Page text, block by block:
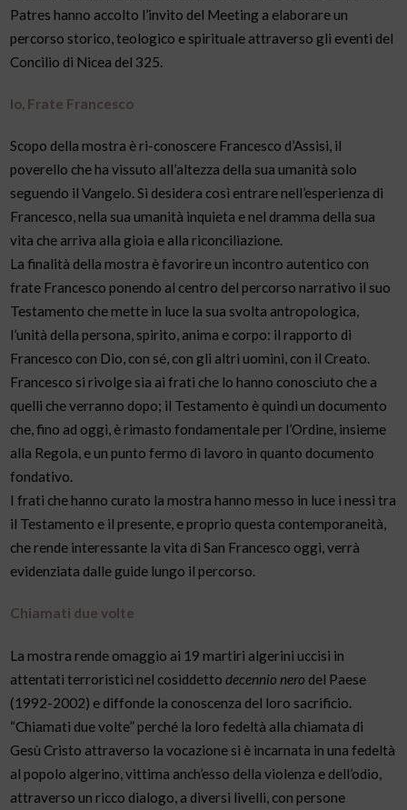
Patres hanno accolto l’invito del Meeting a elaborare un
percorso storico, teologico e spirituale attraverso gli eventi del
Concilio di Nicea del 325.
Io, Frate Francesco
Scopo della mostra è ri-conoscere Francesco d’Assisi, il
poverello che ha vissuto all’altezza della sua umanità solo
seguendo il Vangelo. Si desidera così entrare nell’esperienza di
Francesco, nella sua umanità inquieta e nel dramma della sua
vita che arriva alla gioia e alla riconciliazione.
La finalità della mostra è favorire un incontro autentico con
frate Francesco ponendo al centro del percorso narrativo il suo
Testamento che mette in luce la sua svolta antropologica,
l’unità della persona, spirito, anima e corpo: il rapporto di
Francesco con Dio, con sé, con gli altri uomini, con il Creato.
Francesco si rivolge sia ai frati che lo hanno conosciuto che a
quelli che verranno dopo; il Testamento è quindi un documento
che, fino ad oggi, è rimasto fondamentale per l’Ordine, insieme
alla Regola, e un punto fermo di lavoro in quanto documento
fondativo.
I frati che hanno curato la mostra hanno messo in luce i nessi tra
il Testamento e il presente, e proprio questa contemporaneità,
che rende interessante la vita di San Francesco oggi, verrà
evidenziata dalle guide lungo il percorso.
Chiamati due volte
La mostra rende omaggio ai 19 martiri algerini uccisi in
attentati terroristici nel cosiddettodecennio nero del Paese
(1992-2002) e diffonde la conoscenza del loro sacrificio.
“Chiamati due volte” perché la loro fedeltà alla chiamata di
Gesù Cristo attraverso la vocazione si è incarnata in una fedeltà
al popolo algerino, vittima anch’esso della violenza e dell’odio,
attraverso un ricco dialogo, a diversi livelli, con persone